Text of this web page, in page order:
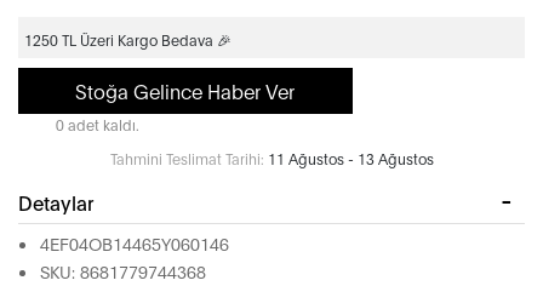
1250 TL Üzeri Kargo Bedava 🎉
Stoğa Gelince Haber Ver
0 adet kaldı.
Tahmini Teslimat Tarihi: 11 Ağustos - 13 Ağustos
Detaylar
4EF04OB14465Y060146
SKU: 8681779744368